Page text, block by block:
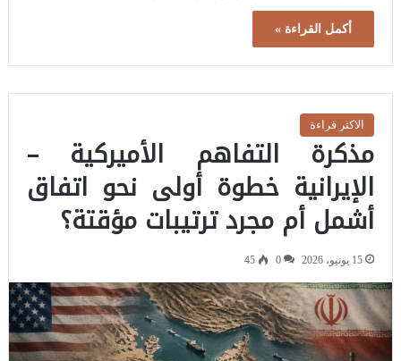
أكمل القراءة »
الاكثر قراءة
مذكرة التفاهم الأميركية –
الإيرانية خطوة أولى نحو اتفاق
أشمل أم مجرد ترتيبات مؤقتة؟
15 يونيو، 2026 0
45